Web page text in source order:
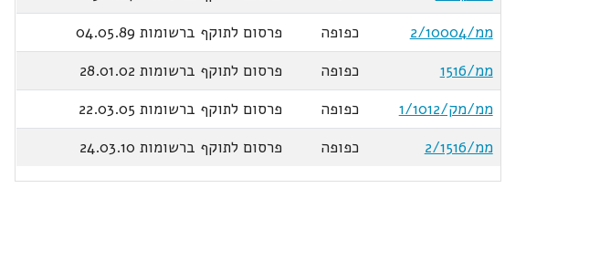
ממ/2/10004
כפופה
פרסום לתוקף ברשומות 04.05.89
ממ/1516
כפופה
פרסום לתוקף ברשומות 28.01.02
ממ/מק/1/1012
כפופה
פרסום לתוקף ברשומות 22.03.05
ממ/2/1516
כפופה פרסום לתוקף ברשומות 24.03.10